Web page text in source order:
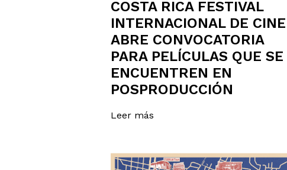
COSTA RICA FESTIVAL
INTERNACIONAL DE CINE
ABRE CONVOCATORIA
PARA PELÍCULAS QUE SE
ENCUENTREN EN
POSPRODUCCIÓN
Leer más